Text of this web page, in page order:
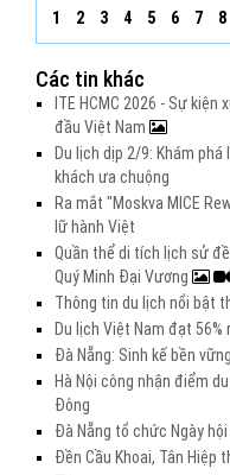
1 2 3 4 5 6 7 8
Các tin khác
ITE HCMC 2026 - Sự
đầu Việt Nam
Du lịch dịp 2/9: Khám
khách ưa chuộng
Ra mắt "Moskva MICE
lữ hành Việt
Quần thể di tích lịch sử
Quý Minh Đại Vương
Thông tin du lịch nổi bật
Du lịch Việt Nam đạt
Đà Nẵng: Sinh kế bền
Hà Nội công nhận điểm
Đông
Đà Nẵng tổ chức Ngày
Đền Cầu Khoai, Tân Hiệp